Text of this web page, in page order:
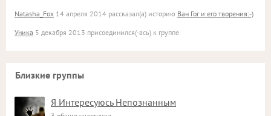
Natasha_Fox 14 апреля 2014 рассказал(а) историю Ван Гог и его творения:-)
Уника 5 декабря 2013 присоединился(-ась) к группе
Близкие группы
Я Интересуюсь Непознанным